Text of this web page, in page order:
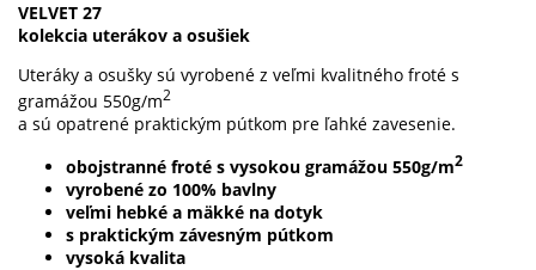
VELVET 27
kolekcia uterákov a osušiek
Uteráky a osušky sú vyrobené z veľmi kvalitného froté s
gramážou 550g/m2
a sú opatrené praktickým pútkom pre ľahké zavesenie.
obojstranné froté s vysokou gramážou 550g/m2
vyrobené zo 100% bavlny
veľmi hebké a mäkké na dotyk
s praktickým závesným pútkom
vysoká kvalita